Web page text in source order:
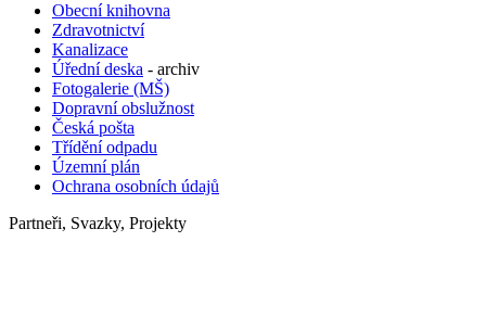
Obecní knihovna
Zdravotnictví
Kanalizace
Úřední deska - archiv
Fotogalerie (MŠ)
Dopravní obslužnost
Česká pošta
Třídění odpadu
Územní plán
Ochrana osobních údajů
Partneři, Svazky, Projekty